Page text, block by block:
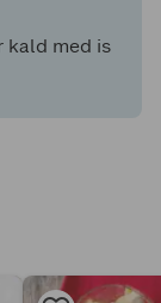
kald med is